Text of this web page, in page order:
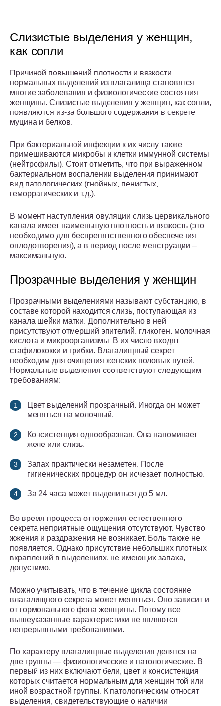
Слизистые выделения у женщин,
как сопли
Причиной повышений плотности и вязкости
нормальных выделений из влагалища становятся
многие заболевания и физиологические состояния
женщины. Слизистые выделения у женщин, как сопли,
появляются из-за большого содержания в секрете
муцина и белков.
При бактериальной инфекции к их числу также
примешиваются микробы и клетки иммунной системы
(нейтрофилы). Стоит отметить, что при выраженном
бактериальном воспалении выделения принимают
вид патологических (гнойных, пенистых,
геморрагических и т.д.).
В момент наступления овуляции слизь цервикального
канала имеет наименьшую плотность и вязкость (это
необходимо для беспрепятственного обеспечения
оплодотворения), а в период после менструации –
максимальную.
Прозрачные выделения у женщин
Прозрачными выделениями называют субстанцию, в
составе которой находится слизь, поступающая из
канала шейки матки. Дополнительно в ней
присутствуют отмерший эпителий, гликоген, молочная
кислота и микроорганизмы. В их число входят
стафилококки и грибки. Влагалищный секрет
необходим для очищения женских половых путей.
Нормальные выделения соответствуют следующим
требованиям:
Цвет выделений прозрачный. Иногда он может
меняться на молочный.
Консистенция однообразная. Она напоминает
желе или слизь.
Запах практически незаметен. После
гигиенических процедур он исчезает полностью.
За 24 часа может выделиться до 5 мл.
Во время процесса отторжения естественного
секрета неприятные ощущения отсутствуют. Чувство
жжения и раздражения не возникает. Боль также не
появляется. Однако присутствие небольших плотных
вкраплений в выделениях, не имеющих запаха,
допустимо.
Можно учитывать, что в течение цикла состояние
влагалищного секрета может меняться. Оно зависит и
от гормонального фона женщины. Потому все
вышеуказанные характеристики не являются
непрерывными требованиями.
По характеру влагалищные выделения делятся на
две группы — физиологические и патологические. В
первый из них включают бели, цвет и консистенция
которых считается нормальным для женщин той или
иной возрастной группы. К патологическим относят
выделения, свидетельствующие о наличии